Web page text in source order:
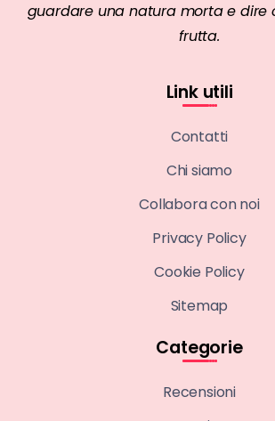
guardare una natura morta e dire
frutta.
Link utili
Contatti
Chi siamo
Collabora con noi
Privacy Policy
Cookie Policy
Sitemap
Categorie
Recensioni